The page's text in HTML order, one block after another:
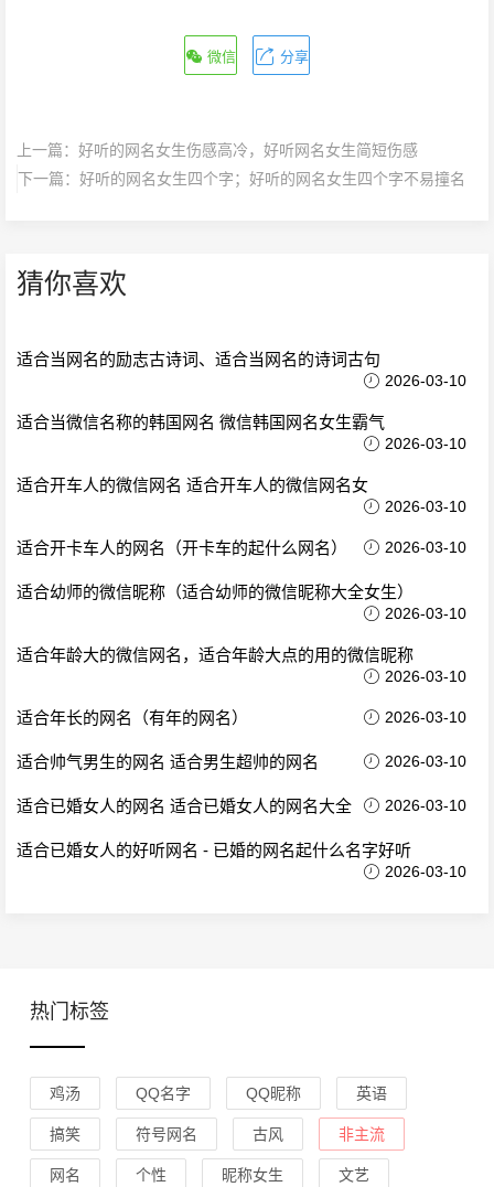
微信 分享
上一篇： 好听的网名女生伤感高冷，好听网名女生简短伤感
下一篇： 好听的网名女生四个字；好听的网名女生四个字不易撞名
猜你喜欢
适合当网名的励志古诗词、适合当网名的诗词古句
2026-03-10
适合当微信名称的韩国网名 微信韩国网名女生霸气
2026-03-10
适合开车人的微信网名 适合开车人的微信网名女
2026-03-10
适合开卡车人的网名（开卡车的起什么网名） 2026-03-10
适合幼师的微信昵称（适合幼师的微信昵称大全女生）
2026-03-10
适合年龄大的微信网名，适合年龄大点的用的微信昵称
2026-03-10
适合年长的网名（有年的网名） 2026-03-10
适合帅气男生的网名 适合男生超帅的网名 2026-03-10
适合已婚女人的网名 适合已婚女人的网名大全 2026-03-10
适合已婚女人的好听网名 - 已婚的网名起什么名字好听
2026-03-10
热门标签
鸡汤 QQ名字 QQ昵称 英语
搞笑 符号网名 古风 非主流
网名 个性 昵称女生 文艺